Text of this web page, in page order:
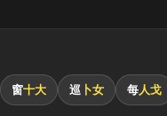
窗十大 巡 卜女 每人戈